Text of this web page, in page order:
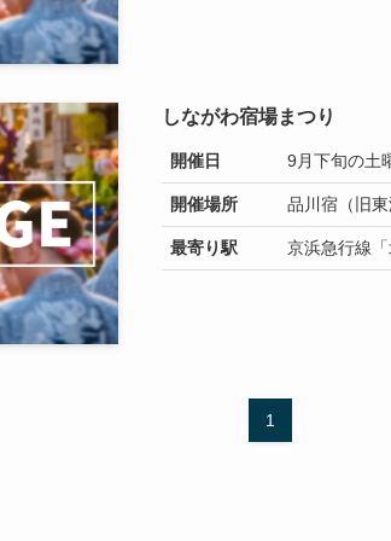
しながわ宿場まつり
開催日 9月下旬の土
開催場所 品川宿（旧東
最寄り駅 京浜急行線
1